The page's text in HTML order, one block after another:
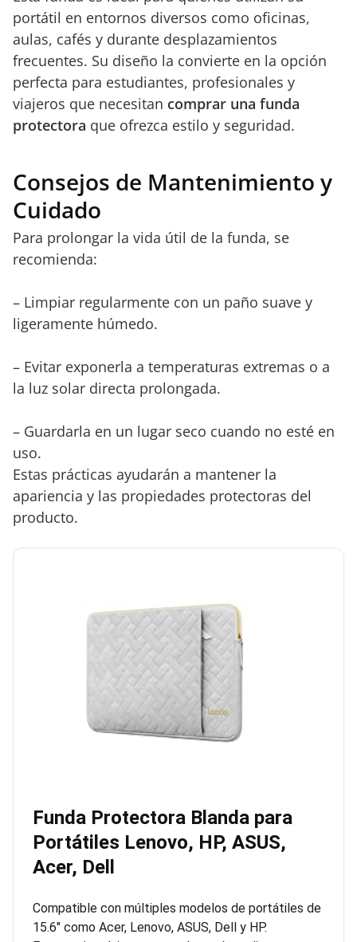
portátil en entornos diversos como oficinas,
aulas, cafés y durante desplazamientos
frecuentes. Su diseño la convierte en la opción
perfecta para estudiantes, profesionales y
viajeros que necesitan comprar una funda
protectora que ofrezca estilo y seguridad.
Consejos de Mantenimiento y
Cuidado
Para prolongar la vida útil de la funda, se
recomienda:
– Limpiar regularmente con un paño suave y
ligeramente húmedo.
– Evitar exponerla a temperaturas extremas o a
la luz solar directa prolongada.
– Guardarla en un lugar seco cuando no esté en
uso.
Estas prácticas ayudarán a mantener la
apariencia y las propiedades protectoras del
producto.
Funda Protectora Blanda para
Portátiles Lenovo, HP, ASUS,
Acer, Dell
Compatible con múltiples modelos de portátiles de
15.6″ como Acer, Lenovo, ASUS, Dell y HP.